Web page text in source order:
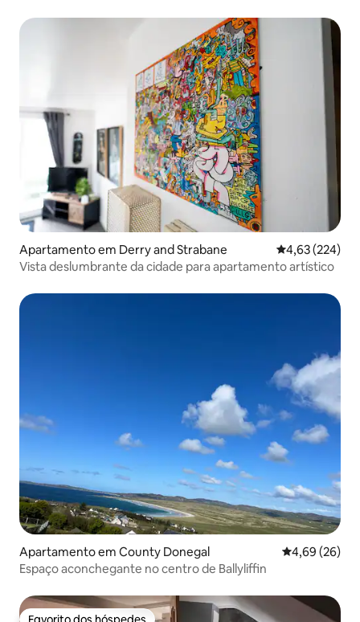
Apartamento em Derry and Strabane Classificação
4,63 (224)
Vista deslumbrante da cidade para apartamento artístico
Apartamento em County Donegal Classificação
4,69 (26)
Espaço aconchegante no centro de Ballyliffin